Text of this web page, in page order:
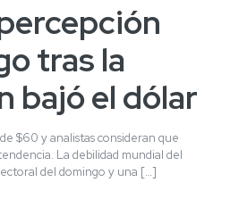
tras la
bajó el dólar
$60 y analistas consideran que
La debilidad mundial del
del domingo y una […]